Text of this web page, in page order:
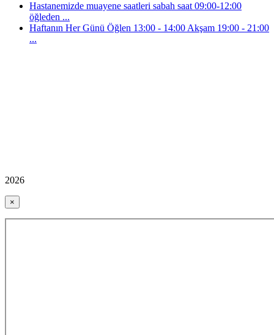
Hastanemizde muayene saatleri sabah saat 09:00-12:00
öğleden ...
Haftanın Her Günü Öğlen 13:00 - 14:00 Akşam 19:00 - 21:00
...
2026
×